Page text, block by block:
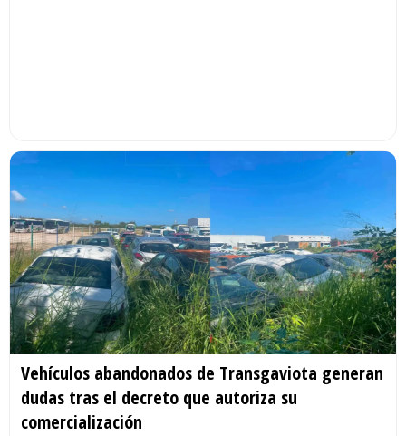
Vehículos abandonados de Transgaviota generan
dudas tras el decreto que autoriza su
comercialización